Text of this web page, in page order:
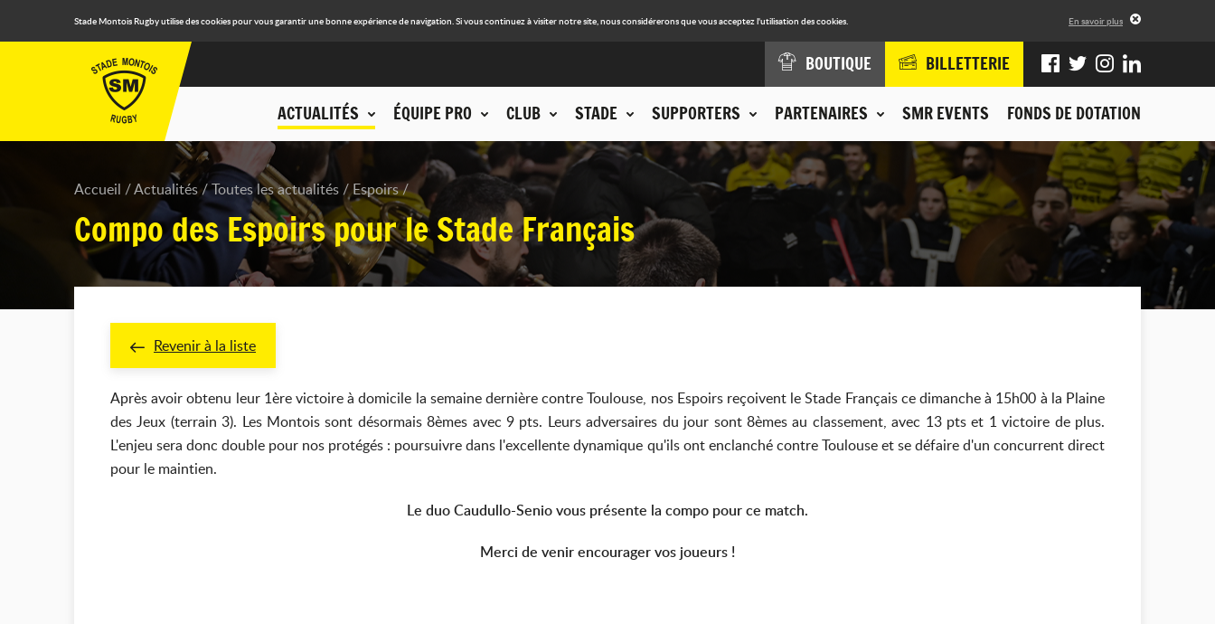
Stade Montois Rugby utilise des cookies pour vous garantir une bonne expérience de navigation. Si vous continuez à visiter notre site, nous considérerons que vous acceptez l'utilisation des cookies. En savoir plus
ACTUALITÉS ÉQUIPE PRO CLUB STADE SUPPORTERS PARTENAIRES SMR EVENTS FONDS DE DOTATION
BOUTIQUE BILLETTERIE
Accueil Actualités Toutes les actualités Espoirs
Compo des Espoirs pour le Stade Français
Revenir à la liste
Après avoir obtenu leur 1ère victoire à domicile la semaine dernière contre Toulouse, nos Espoirs reçoivent le Stade Français ce dimanche à 15h00 à la Plaine
des Jeux (terrain 3). Les Montois sont désormais 8èmes avec 9 pts. Leurs adversaires du jour sont 8èmes au classement, avec 13 pts et 1 victoire de plus.
L'enjeu sera donc double pour nos protégés : poursuivre dans l'excellente dynamique qu'ils ont enclanché contre Toulouse et se défaire d'un concurrent direct
pour le maintien.
Le duo Caudullo-Senio vous présente la compo pour ce match.
Merci de venir encourager vos joueurs !